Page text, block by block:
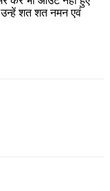
शत शत नमन एवं